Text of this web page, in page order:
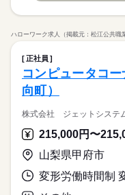
ハローワーク求人（掲載元：松江公共職
正社員
コンピュータコ
向町）
株式会社 ジェットシステ
山梨県甲府市